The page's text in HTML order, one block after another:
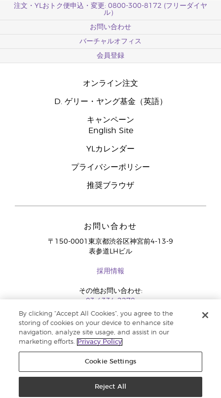
注文・YLおトク便申込・変更: 0800-300-8172 (フリーダイヤ
ル）
お問い合わせ
バーチャルオフィス
会員登録
オンライン注文
D. ゲリー・ヤング基金（英語）
キャンペーン
English Site
YLカレンダー
プライバシーポリシー
推奨ブラウザ
お問い合わせ
〒150-0001東京都渋谷区神宮前4-13-9
表参道LHビル
採用情報
その他お問い合わせ:
03-4334-2278
By clicking “Accept All Cookies”, you agree to the
storing of cookies on your device to enhance site
navigation, analyze site usage, and assist in our
marketing efforts.
Privacy Policy
Cookie Settings
Reject All